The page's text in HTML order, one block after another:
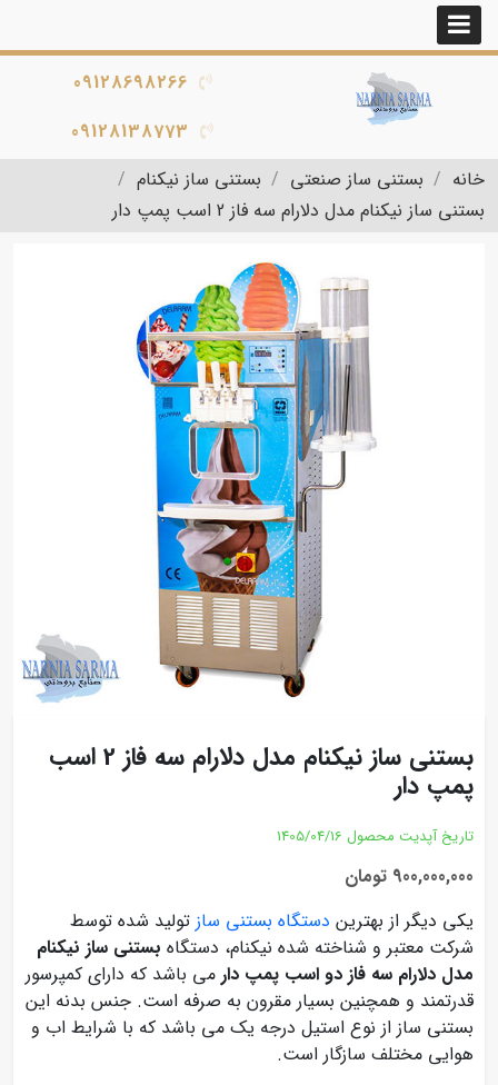
09128698266
09128138773
خانه
بستنی ساز صنعتی
بستنی ساز نیکنام
بستنی ساز نیکنام مدل دلارام سه فاز 2 اسب پمپ دار
بستنی ساز نیکنام مدل دلارام سه فاز 2 اسب
پمپ دار
تاریخ آپدیت محصول 1405/04/16
900,000,000 تومان
یکی دیگر از بهترین دستگاه بستنی ساز تولید شده توسط
شرکت معتبر و شناخته شده نیکنام، دستگاه بستنی ساز نیکنام
مدل دلارام سه فاز دو اسب پمپ دار می باشد که دارای کمپرسور
قدرتمند و همچنین بسیار مقرون به صرفه است. جنس بدنه این
بستنی ساز از نوع استیل درجه یک می باشد که با شرایط اب و
هوایی مختلف سازگار است.